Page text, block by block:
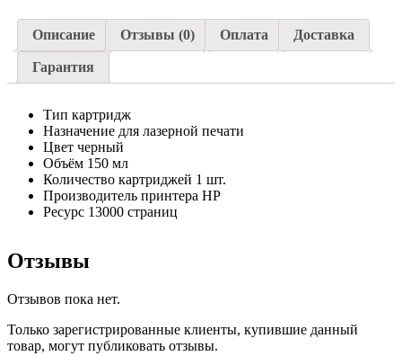
5500/5550
Описание Отзывы (0) Оплата Доставка
Гарантия
Тип картридж
Назначение для лазерной печати
Цвет черный
Объём 150 мл
Количество картриджей 1 шт.
Производитель принтера HP
Ресурс 13000 страниц
Отзывы
Отзывов пока нет.
Только зарегистрированные клиенты, купившие данный
товар, могут публиковать отзывы.